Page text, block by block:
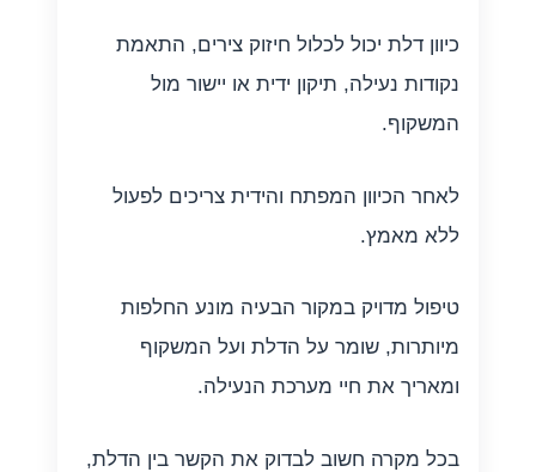
כיוון דלת יכול לכלול חיזוק צירים, התאמת
נקודות נעילה, תיקון ידית או יישור מול
המשקוף.
לאחר הכיוון המפתח והידית צריכים לפעול
ללא מאמץ.
טיפול מדויק במקור הבעיה מונע החלפות
מיותרות, שומר על הדלת ועל המשקוף
ומאריך את חיי מערכת הנעילה.
בכל מקרה חשוב לבדוק את הקשר בין הדלת,